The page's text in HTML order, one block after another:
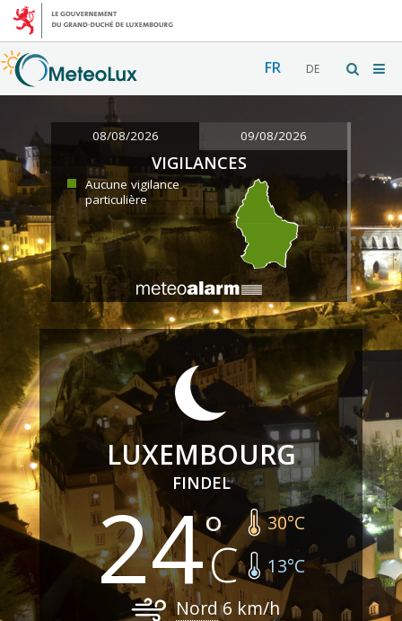
FR DE
08/08/2026 09/08/2026
VIGILANCES
Aucune vigilance
particulière
LUXEMBOURG
FINDEL
24 30°C
13°C
Nord6 km/h